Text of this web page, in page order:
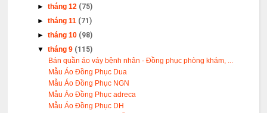
►tháng 12 (75)
►tháng 11 (71)
►tháng 10 (98)
▼tháng 9 (115)
Bán quần áo váy bệnh nhân - Đồng phục phòng khám, ...
Mẫu Áo Đồng Phục Dua
Mẫu Áo Đồng Phục NGN
Mẫu Áo Đồng Phục adreca
Mẫu Áo Đồng Phục DH